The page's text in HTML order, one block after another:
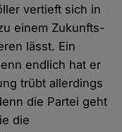
vertieft sich in
einem Zukunfts-
lässt. Ein
endlich hat er
trübt allerdings
die Partei geht
die